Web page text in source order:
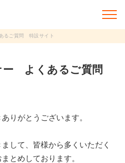
るご質問 特設サイト
ー よくあるご質問
りがとうございます。
して、皆様から多くいただく
とめしております。